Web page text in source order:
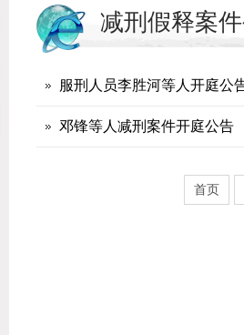
减刑假释案
服刑人员李胜河等人开庭公
邓锋等人减刑案件开庭公告
首页